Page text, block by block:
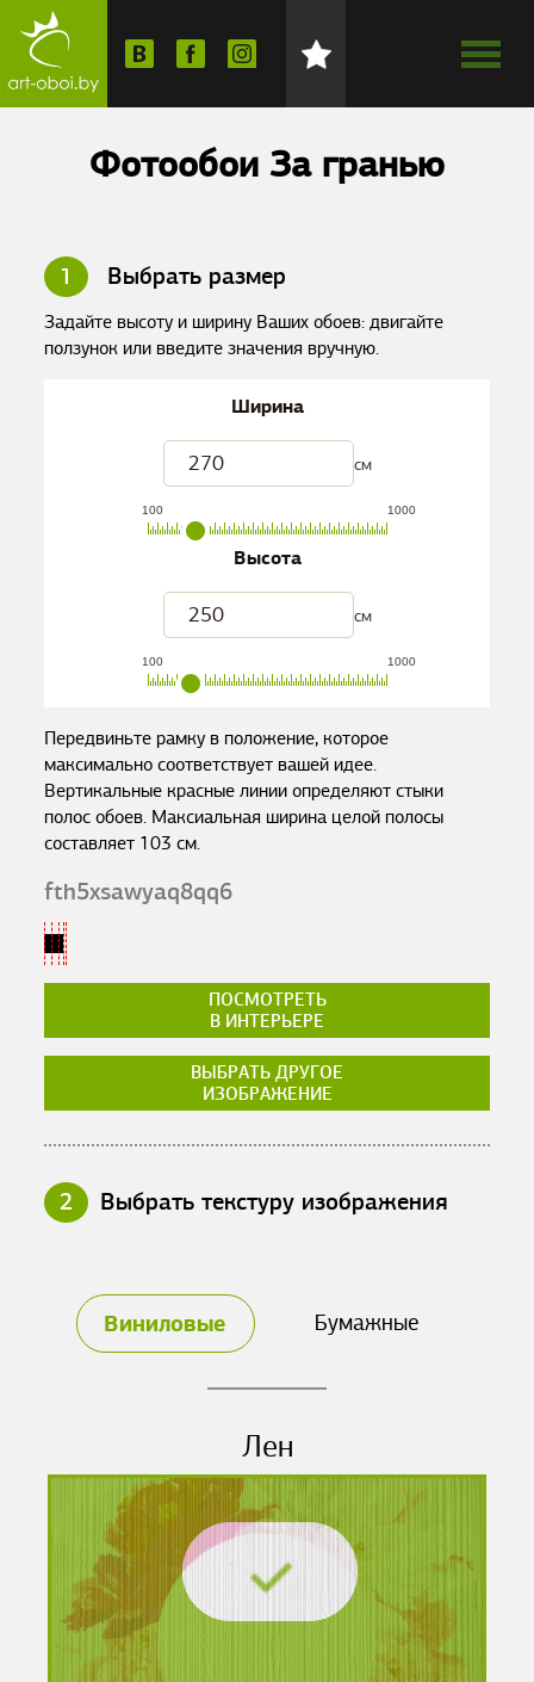
Фотообои За гранью
1 Выбрать размер
Задайте высоту и ширину Ваших обоев: двигайте
ползунок или введите значения вручную.
Ширина
см
100 1000
Высота
см
100 1000
Передвиньте рамку в положение, которое
максимально соответствует вашей идее.
Вертикальные красные линии определяют стыки
полос обоев. Максиальная ширина целой полосы
составляет 103 см.
fth5xsawyaq8qq6
ПОСМОТРЕТЬ
В ИНТЕРЬЕРЕ
ВЫБРАТЬ ДРУГОЕ
ИЗОБРАЖЕНИЕ
2 Выбрать текстуру изображения
Виниловые Бумажные
Лен